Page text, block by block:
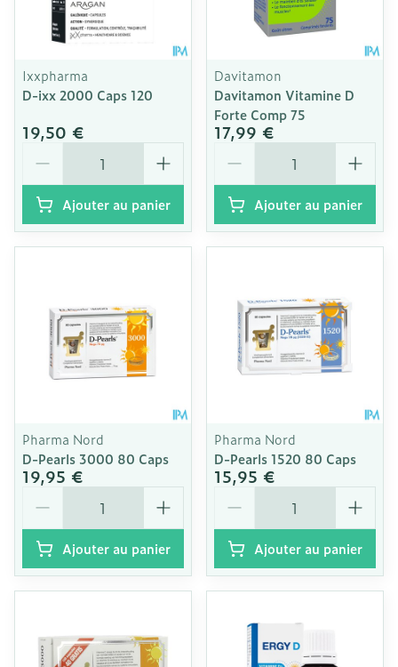
Ixxpharma
D-ixx 2000 Caps 120
19,50 €
Ajouter au panier
Davitamon
Davitamon Vitamine D
Forte Comp 75
17,99 €
Ajouter au panier
Pharma Nord
D-Pearls 3000 80 Caps
19,95 €
Ajouter au panier
Pharma Nord
D-Pearls 1520 80 Caps
15,95 €
Ajouter au panier